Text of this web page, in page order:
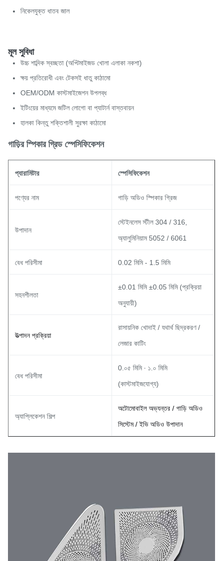
নিকেলযুক্ত ধাতব জাল
মূল সুবিধা
উচ্চ শাব্দিক স্বচ্ছতা (অপ্টিমাইজড খোলা এলাকা নকশা)
ক্ষয় প্রতিরোধী এবং টেকসই ধাতু কাঠামো
OEM/ODM কাস্টমাইজেশন উপলব্ধ
ইটিংয়ের মাধ্যমে জটিল লোগো বা প্যাটার্ন বাস্তবায়ন
হালকা কিন্তু শক্তিশালী সুরক্ষা কাঠামো
গাড়ির স্পিকার গ্রিড স্পেসিফিকেশন
প্যারামিটার স্পেসিফিকেশন
পণ্যের নাম গাড়ি অডিও স্পিকার গ্রিজ
উপাদান
স্টেইনলেস স্টীল 304 / 316,
অ্যালুমিনিয়াম 5052 / 6061
বেধ পরিসীমা 0.02 মিমি - 1.5 মিমি
সহনশীলতা
±0.01 মিমি ±0.05 মিমি (প্রক্রিয়া
অনুযায়ী)
উত্পাদন প্রক্রিয়া
রাসায়নিক খোদাই / যথার্থ ছিদ্রকরণ /
লেজার কাটিং
বেধ পরিসীমা
0.০৫ মিমি ∙ ১.০ মিমি
(কাস্টমাইজযোগ্য)
অ্যাপ্লিকেশন শিল্প
অটোমোবাইল অভ্যন্তর / গাড়ি অডিও
সিস্টেম / ইভি অডিও উপাদান